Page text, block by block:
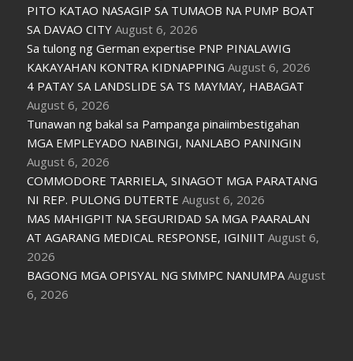
PITO KATAO NASAGIP SA TUMAOB NA PUMP BOAT
SA DAVAO CITY August 6, 2026
Sa tulong ng German expertise PNP PINALAWIG
KAKAYAHAN KONTRA KIDNAPPING August 6, 2026
4 PATAY SA LANDSLIDE SA TS MAYMAY, HABAGAT
August 6, 2026
Tunawan ng bakal sa Pampanga pinaiimbestigahan
MGA EMPLEYADO NABINGI, NANLABO PANINGIN
August 6, 2026
COMMODORE TARRIELA, SINAGOT MGA PARATANG
NI REP. PULONG DUTERTE August 6, 2026
MAS MAHIGPIT NA SEGURIDAD SA MGA PAARALAN
AT AGARANG MEDICAL RESPONSE, IGINIIT August 6,
2026
BAGONG MGA OPISYAL NG SMMPC NANUMPA August
6, 2026